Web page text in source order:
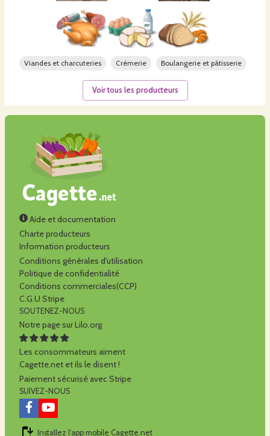
Viandes et charcuteries Crèmerie Boulangerie et pâtisserie
Voir tous les producteurs
Aide et documentation
Charte producteurs
Information producteurs
Conditions générales d'utilisation
Politique de confidentialité
Conditions commerciales(CCP)
C.G.U Stripe
SOUTENEZ-NOUS
Notre page sur Lilo.org
Les consommateurs aiment
Cagette.net et ils le disent !
Paiement sécurisé avec Stripe
SUIVEZ-NOUS
Installez l'app mobile Cagette.net